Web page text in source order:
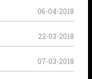
06-04-2018
22-03-2018
07-03-2018